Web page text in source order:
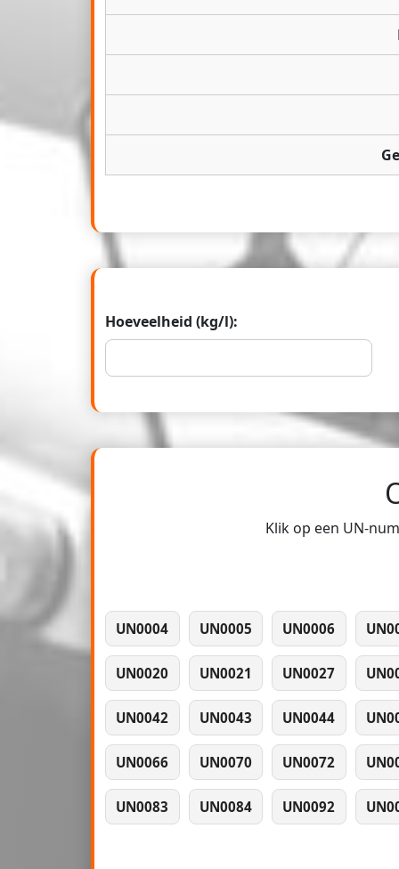
Hoeveelheid (kg/l):
Klik op een UN-
UN0004 UN0005 UN0006
UN0020 UN0021 UN0027
UN0042 UN0043 UN0044
UN0066 UN0070 UN0072
UN0083 UN0084 UN0092